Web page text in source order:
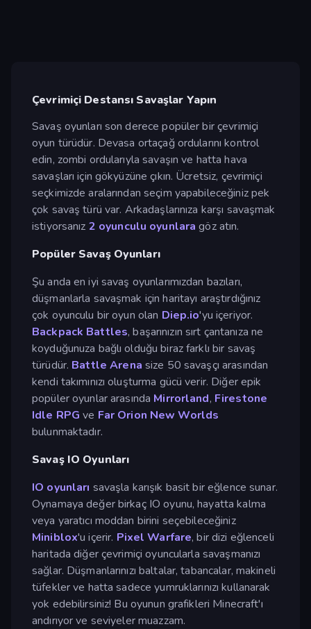
Çevrimiçi Destansı Savaşlar Yapın
Savaş oyunları son derece popüler bir çevrimiçi
oyun türüdür. Devasa ortaçağ ordularını kontrol
edin, zombi ordularıyla savaşın ve hatta hava
savaşları için gökyüzüne çıkın. Ücretsiz, çevrimiçi
seçkimizde aralarından seçim yapabileceğiniz pek
çok savaş türü var. Arkadaşlarınıza karşı savaşmak
istiyorsanız 2 oyunculu oyunlara göz atın.
Popüler Savaş Oyunları
Şu anda en iyi savaş oyunlarımızdan bazıları,
düşmanlarla savaşmak için haritayı araştırdığınız
çok oyunculu bir oyun olan Diep.io'yu içeriyor.
Backpack Battles, başarınızın sırt çantanıza ne
koyduğunuza bağlı olduğu biraz farklı bir savaş
türüdür. Battle Arena size 50 savaşçı arasından
kendi takımınızı oluşturma gücü verir. Diğer epik
popüler oyunlar arasında Mirrorland, Firestone
Idle RPG ve Far Orion New Worlds
bulunmaktadır.
Savaş IO Oyunları
IO oyunları savaşla karışık basit bir eğlence sunar.
Oynamaya değer birkaç IO oyunu, hayatta kalma
veya yaratıcı moddan birini seçebileceğiniz
Miniblox'u içerir. Pixel Warfare, bir dizi eğlenceli
haritada diğer çevrimiçi oyuncularla savaşmanızı
sağlar. Düşmanlarınızı baltalar, tabancalar, makineli
tüfekler ve hatta sadece yumruklarınızı kullanarak
yok edebilirsiniz! Bu oyunun grafikleri Minecraft'ı
andırıyor ve seviyeler muazzam.